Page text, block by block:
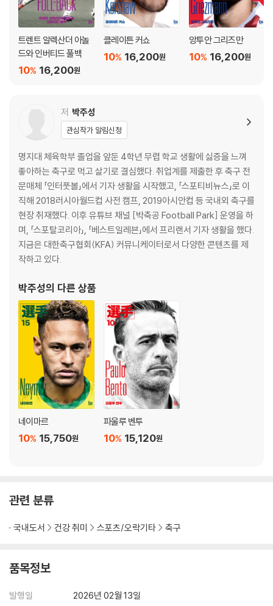
TOPIC | 제2의 리오넬 메시들
COLUMN | 레알 마드리드의 ‘공장’
EPILOGUE: 라민 야말의 다음 챕터를 기다리며
트렌트 알렉산더 아놀
드와 인버티드 풀백
16,200원
10%
클레이튼 커쇼
16,200원
10%
앙투안 그리즈만
16,200원
10%
저 박주성
관심작가 알림신청
명지대 체육학부 졸업을 앞둔 4학년 무렵 학교 생활에 싫증을 느껴
좋아하는 축구로 먹고 살기로 결심했다. 취업계를 제출한 후 축구 전
문매체 「인터풋볼」에서 기자 생활을 시작했고, 「스포티비뉴스」로 이
직해 2018러시아월드컵 사전 캠프, 2019아시안컵 등 국내외 축구를
현장 취재했다. 이후 유튜브 채널 [박축공 Football Park] 운영을 하
며, 「스포탈코리아」, 「베스트일레븐」에서 프리랜서 기자 생활을 했다.
지금은 대한축구협회(KFA) 커뮤니케이터로서 다양한 콘텐츠를 제
작하고 있다.
박주성의 다른 상품
네이마르
15,750원
10%
파울루 벤투
15,120원
10%
관련 분류
국내도서 건강 취미 스포츠/오락기타 축구
품목정보
발행일 2026년 02월 13일